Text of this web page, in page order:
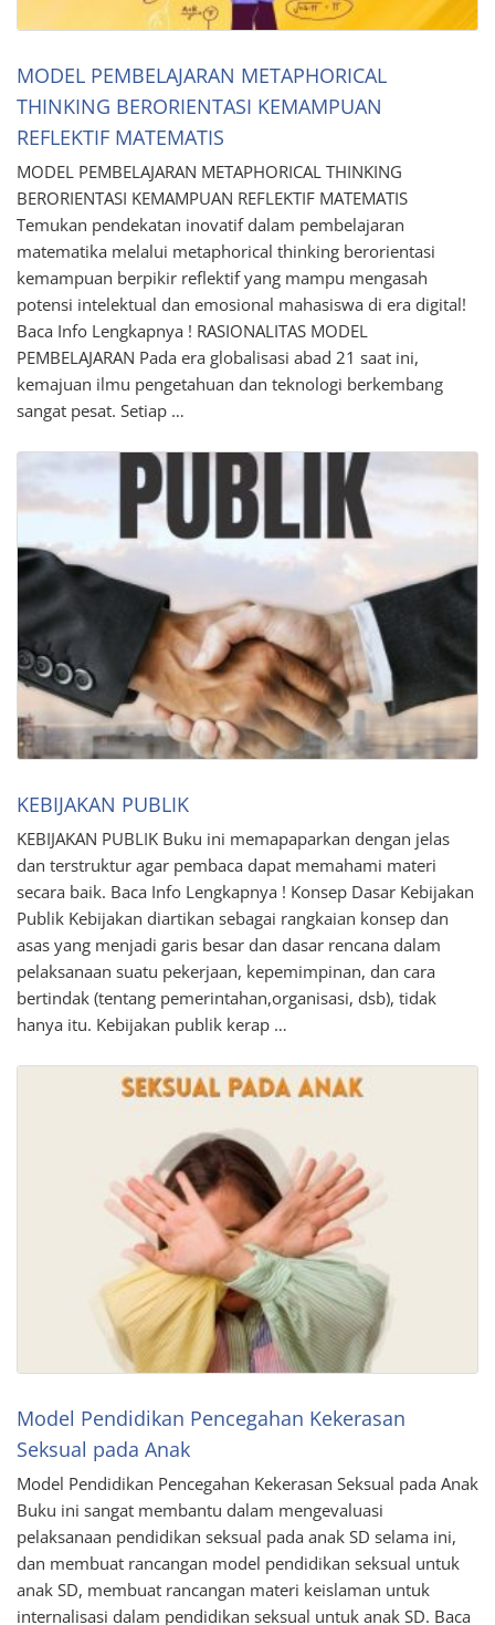
MODEL PEMBELAJARAN METAPHORICAL
THINKING BERORIENTASI KEMAMPUAN
REFLEKTIF MATEMATIS
MODEL PEMBELAJARAN METAPHORICAL THINKING
BERORIENTASI KEMAMPUAN REFLEKTIF MATEMATIS
Temukan pendekatan inovatif dalam pembelajaran
matematika melalui metaphorical thinking berorientasi
kemampuan berpikir reflektif yang mampu mengasah
potensi intelektual dan emosional mahasiswa di era digital!
Baca Info Lengkapnya ! RASIONALITAS MODEL
PEMBELAJARAN Pada era globalisasi abad 21 saat ini,
kemajuan ilmu pengetahuan dan teknologi berkembang
sangat pesat. Setiap …
KEBIJAKAN PUBLIK
KEBIJAKAN PUBLIK Buku ini memapaparkan dengan jelas
dan terstruktur agar pembaca dapat memahami materi
secara baik. Baca Info Lengkapnya ! Konsep Dasar Kebijakan
Publik Kebijakan diartikan sebagai rangkaian konsep dan
asas yang menjadi garis besar dan dasar rencana dalam
pelaksanaan suatu pekerjaan, kepemimpinan, dan cara
bertindak (tentang pemerintahan,organisasi, dsb), tidak
hanya itu. Kebijakan publik kerap …
Model Pendidikan Pencegahan Kekerasan
Seksual pada Anak
Model Pendidikan Pencegahan Kekerasan Seksual pada Anak
Buku ini sangat membantu dalam mengevaluasi
pelaksanaan pendidikan seksual pada anak SD selama ini,
dan membuat rancangan model pendidikan seksual untuk
anak SD, membuat rancangan materi keislaman untuk
internalisasi dalam pendidikan seksual untuk anak SD. Baca